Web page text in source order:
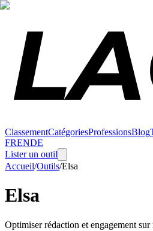
ClassementCatégoriesProfessionsBlog
FRENDE
Lister un outil
Accueil/Outils/Elsa
Elsa
Optimiser rédaction et engagement sur